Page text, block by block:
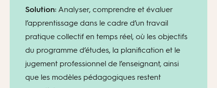
Solution: Analyser, comprendre et évaluer
l’apprentissage dans le cadre d’un travail
pratique collectif en temps réel, où les objectifs
du programme d’études, la planification et le
jugement professionnel de l’enseignant, ainsi
que les modèles pédagogiques restent